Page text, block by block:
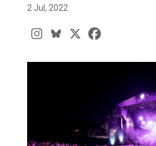
2 Jul, 2022